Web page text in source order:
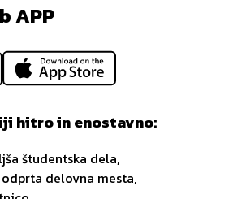
APP
hitro in enostavno:
študentska dela,
delovna mesta,